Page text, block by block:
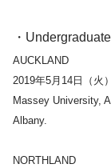
・Undergraduate
AUCKLAND
2019年5月14日（火
Massey University,
Albany.
NORTHLAND